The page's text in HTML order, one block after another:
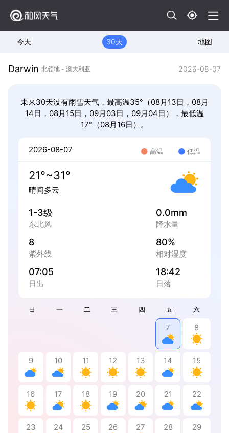
今天 30天 地图
Darwin 北领地 - 澳大利亚 2026-08-07
未来30天没有雨雪天气，最高温35°（08月13日，08月
14日，08月15日，09月03日，09月04日），最低温
17°（08月16日）。
日 一 二 三 四 五 六
7 8
9 10 11 12 13 14 15
16 17 18 19 20 21 22
23 24 25 26 27 28 29
2026-08-07 高温 低温
21°~31°
晴间多云
1-3级
东北风
0.0mm
降水量
8
紫外线
80%
相对湿度
07:05
日出
18:42
日落